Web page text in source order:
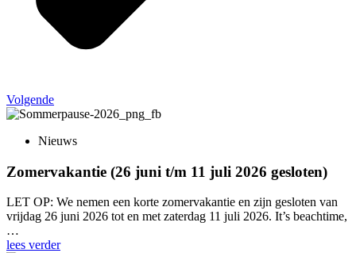
Volgende
Nieuws
Zomervakantie (26 juni t/m 11 juli 2026 gesloten)
LET OP: We nemen een korte zomervakantie en zijn gesloten van
vrijdag 26 juni 2026 tot en met zaterdag 11 juli 2026. It’s beachtime,
…
lees verder